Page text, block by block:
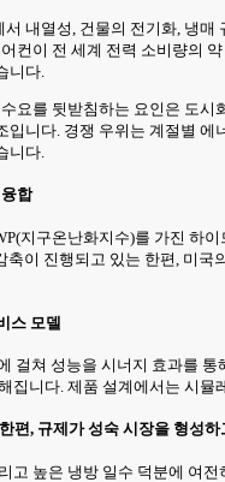
내열성, 건물의 전기화, 냉
컨이 전 세계 전력 소비량의
니다.
요를 뒷받침하는 요인은 도
니다. 경쟁 우위는 계절별
니다.
합
지구온난화지수)를 가진 하
이 진행되고 있는 한편, 미
스 모델
걸쳐 성능을 시너지 효과를
집니다. 제품 설계에서는 시
편, 규제가 성숙 시장을 형성하
고 높은 냉방 일수 덕분에 여